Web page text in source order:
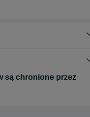
są chronione przez